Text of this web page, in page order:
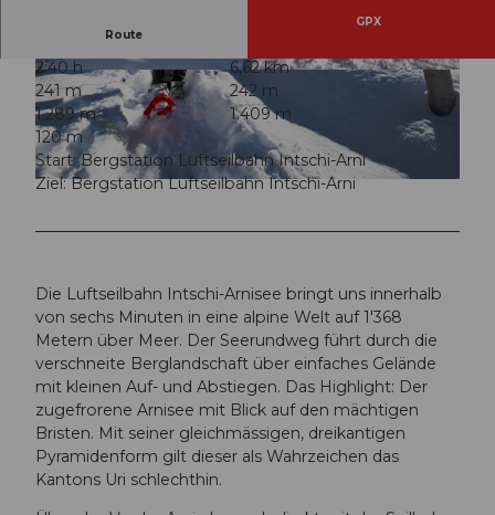
© Uri Tourismus AG, Uri Tourismus AG |CC-BY
© Adermatt Tourismus GmbH, andermatt.ch |
CC-BY
© Andermatt Tourismus GmbH, andermatt.ch |
CC-BY
Route
GPX
2:40 h
6,62 km
241 m
242 m
1.289 m
1.409 m
120 m
Start: Bergstation Luftseilbahn Intschi-Arni
Ziel: Bergstation Luftseilbahn Intschi-Arni
Die Luftseilbahn Intschi-Arnisee bringt uns innerhalb
von sechs Minuten in eine alpine Welt auf 1'368
Metern über Meer. Der Seerundweg führt durch die
verschneite Berglandschaft über einfaches Gelände
mit kleinen Auf- und Abstiegen. Das Highlight: Der
zugefrorene Arnisee mit Blick auf den mächtigen
Bristen. Mit seiner gleichmässigen, dreikantigen
Pyramidenform gilt dieser als Wahrzeichen das
Kantons Uri schlechthin.